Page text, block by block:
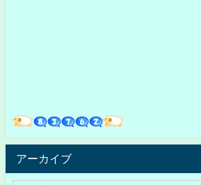
アーカイブ